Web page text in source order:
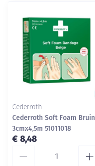
Cederroth
Cederroth Soft Foam Bruin
3cmx4,5m 51011018
€ 8,48